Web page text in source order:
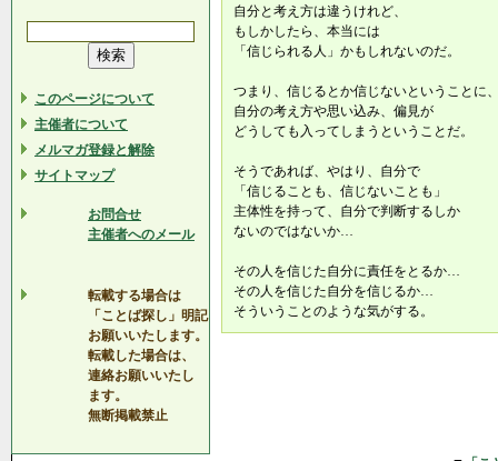
このページについて
主催者について
メルマガ登録と解除
サイトマップ
お問合せ
主催者へのメール
転載する場合は
「ことば探し」明記
お願いいたします。
転載した場合は、
連絡お願いいたし
ます。
無断掲載禁止
自分と考え方は違うけれど、
もしかしたら、本当には
「信じられる人」かもしれないのだ。
つまり、信じるとか信じないということに
自分の考え方や思い込み、偏見が
どうしても入ってしまうということだ。
そうであれば、やはり、自分で
「信じることも、信じないことも」
主体性を持って、自分で判断するしか
ないのではないか…
その人を信じた自分に責任をとるか…
その人を信じた自分を信じるか…
そういうことのような気がする。